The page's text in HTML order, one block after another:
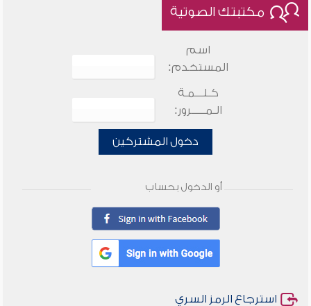
مكتبتك الصوتية
اسم
المستخدم:
كـلـــمـة
الـمـــــرور:
دخول المشتركين
أو الدخول بحساب
استرجاع الرمز السري